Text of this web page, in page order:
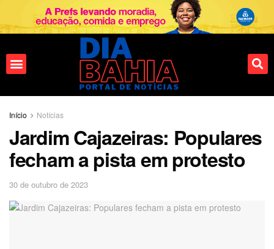
Início Notícias
Jardim Cajazeiras: Populares
fecham a pista em protesto
30 de outubro de 2023